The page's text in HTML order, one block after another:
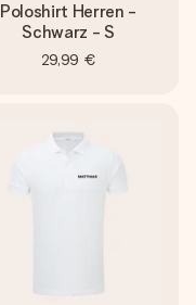
Poloshirt Herren -
Schwarz - S
29,99 €